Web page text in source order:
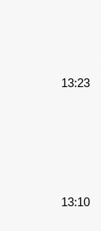
13:23
13:10